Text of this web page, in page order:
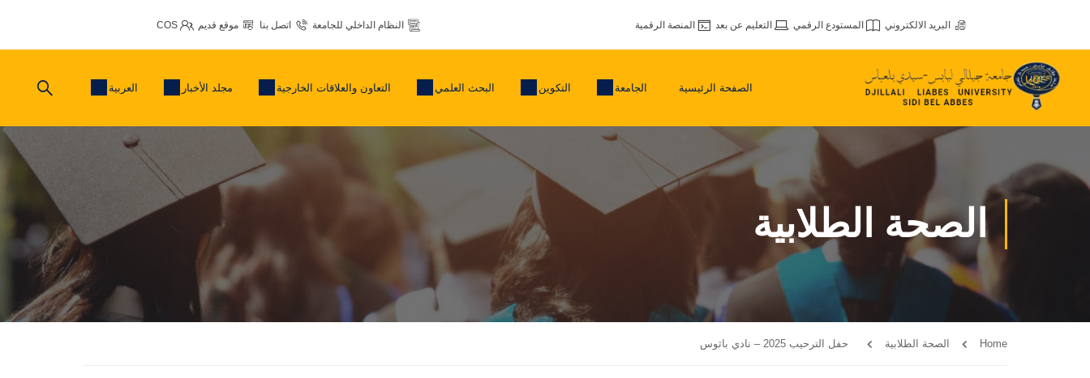
البريد الالكتروني المستودع الرقمي التعليم عن بعد المنصة الرقمية النظام الداخلي للجامعة اتصل بنا موقع قديم COS
الصفحة الرئيسية الجامعة التكوين البحث العلمي التعاون والعلاقات الخارجية مجلد الأخبار العربية
الصحة الطلابية
Home الصحة الطلابية حفل الترحيب 2025 – نادي باثوس